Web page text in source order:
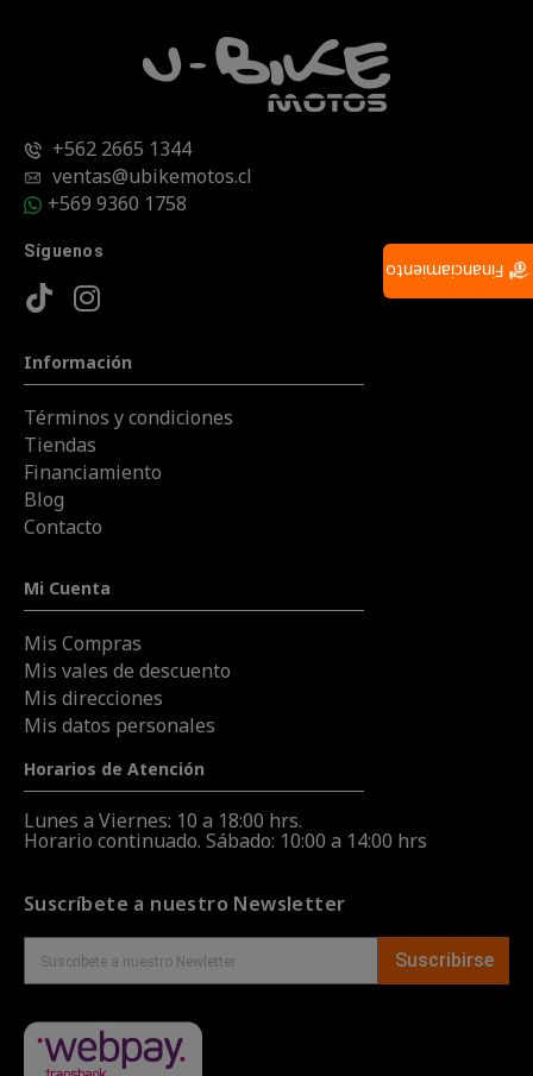
+562 2665 1344
ventas@ubikemotos.cl
+569 9360 1758
Síguenos
Información
Términos y condiciones
Tiendas
Financiamiento
Blog
Contacto
Mi Cuenta
Mis Compras
Mis vales de descuento
Mis direcciones
Mis datos personales
Horarios de Atención
Lunes a Viernes: 10 a 18:00 hrs.
Horario continuado. Sábado: 10:00 a 14:00 hrs
Suscríbete a nuestro Newsletter
Suscribirse
Financiamiento